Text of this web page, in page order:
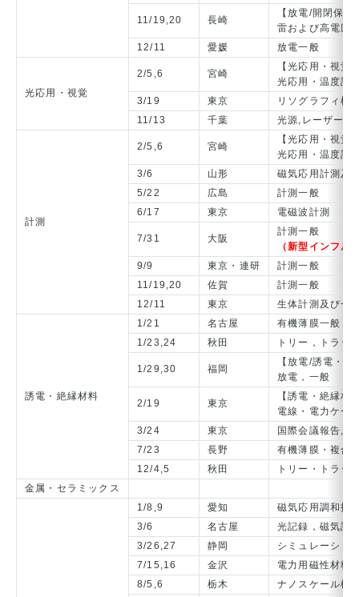
11/19,20 長崎
【放電/開閉保
雷および高電圧
12/11
愛媛 放電一般
光応用・視覚
2/5,6 宮崎
【光応用・視覚
光応用・温度計
3/19
東京
リソグラフィ極
11/13
千葉 光源,レーザー,
計測
2/5,6 宮崎
【光応用・視覚
光応用・温度計
3/6
山形
磁気応用計測及
5/22
広島
計測一般
6/17
東京 電磁波計測
7/31 大阪
計測一般
（新型インフル
9/9
東京・連研
計測一般
11/19,20
佐賀
計測一般
12/11
東京 生体計測及び一
誘電・絶縁材料
1/21 名古屋
有機薄膜一般
1/23,24
秋田 トリー，トラッ
1/29,30 福岡
【放電/誘電・
放電，一般
2/19 東京
【誘電・絶縁材
電線・電力ケー
3/24
東京
国際会議報告,
7/23
長野
有機薄膜・複合
12/4,5
秋田
トリー・トラッ
金属・セラミックス
1/8,9 愛知
磁気応用調和技
3/6
名古屋
光記録，磁気記
3/26,27
静岡
シミュレーショ
7/15,16
金沢
電力用磁性材料
8/5,6
栃木
ナノスケール構